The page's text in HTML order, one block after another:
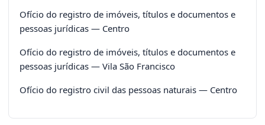
Ofício do registro de imóveis, títulos e documentos e
pessoas jurídicas — Centro
Ofício do registro de imóveis, títulos e documentos e
pessoas jurídicas — Vila São Francisco
Ofício do registro civil das pessoas naturais — Centro